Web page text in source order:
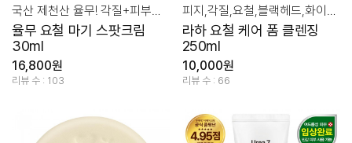
율무 요철 마기 스팟크림
30ml
16,800원
리뷰 수 : 103
라하 요철 케어 폼 클렌징
250ml
10,000원
리뷰 수 : 66